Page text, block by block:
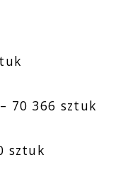
70 366 sztuk
sztuk